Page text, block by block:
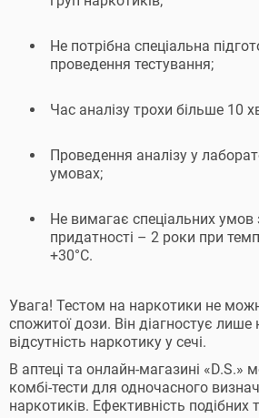
Не потрібна спеціальна
проведення тестування;
Час аналізу трохи більше 10
Проведення аналізу у
умовах;
Не вимагає спеціальних умов
придатності – 2 роки при
+30°С.
Увага! Тестом на наркотики не
спожитої дози. Він діагностує лише
відсутність наркотику у сечі.
В аптеці та онлайн-магазині «D.S.»
комбі-тести для одночасного
наркотиків. Ефективність подібних